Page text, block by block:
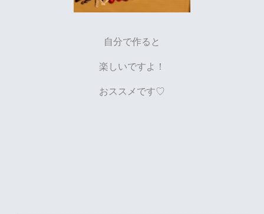
自分で作ると
楽しいですよ！
おススメです♡